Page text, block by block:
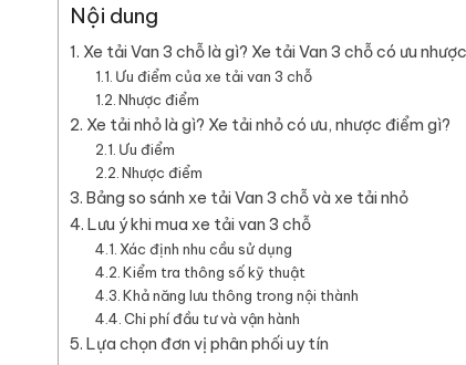
Nội dung
Xe tải Van 3 chỗ là gì? Xe tải Van 3 chỗ có ưu
Ưu điểm của xe tải van 3 chỗ
Nhược điểm
Xe tải nhỏ là gì? Xe tải nhỏ có ưu, nhược điểm gì?
Ưu điểm
Nhược điểm
Bảng so sánh xe tải Van 3 chỗ và xe tải nhỏ
Lưu ý khi mua xe tải van 3 chỗ
Xác định nhu cầu sử dụng
Kiểm tra thông số kỹ thuật
Khả năng lưu thông trong nội thành
Chi phí đầu tư và vận hành
Lựa chọn đơn vị phân phối uy tín